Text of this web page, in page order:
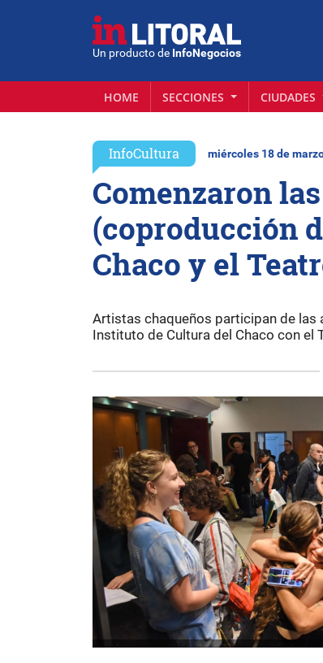
Un producto de InfoNegocios
HOME SECCIONES CIUDADES
InfoCultura miércoles 18 de
Comenzaron
(coproducción
Chaco y el
Artistas chaqueños participan de las
Instituto de Cultura del Chaco con el